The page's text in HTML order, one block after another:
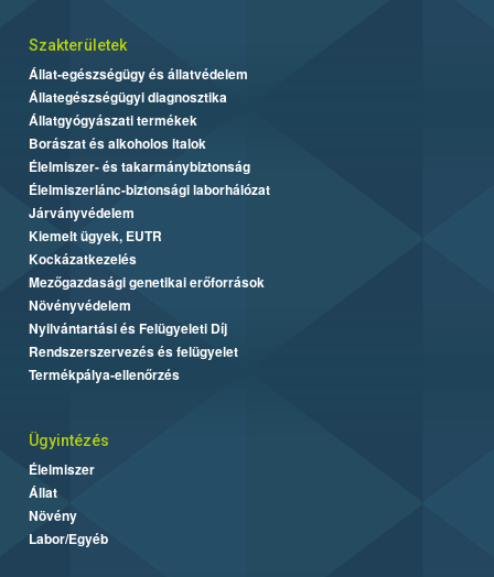
Szakterületek
Állat-egészségügy és állatvédelem
Állategészségügyi diagnosztika
Állatgyógyászati termékek
Borászat és alkoholos italok
Élelmiszer- és takarmánybiztonság
Élelmiszerlánc-biztonsági laborhálózat
Járványvédelem
Kiemelt ügyek, EUTR
Kockázatkezelés
Mezőgazdasági genetikai erőforrások
Növényvédelem
Nyilvántartási és Felügyeleti Díj
Rendszerszervezés és felügyelet
Termékpálya-ellenőrzés
Ügyintézés
Élelmiszer
Állat
Növény
Labor/Egyéb